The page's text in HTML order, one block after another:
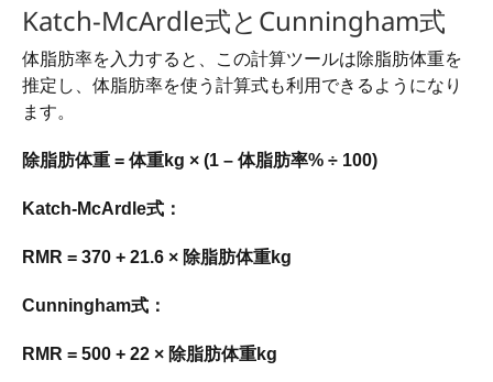
Katch-McArdle式とCunningham式
体脂肪率を入力すると、この計算ツールは除脂肪体重を
推定し、体脂肪率を使う計算式も利用できるようになり
ます。
除脂肪体重 = 体重kg × (1 – 体脂肪率% ÷ 100)
Katch-McArdle式：
RMR = 370 + 21.6 × 除脂肪体重kg
Cunningham式：
RMR = 500 + 22 × 除脂肪体重kg